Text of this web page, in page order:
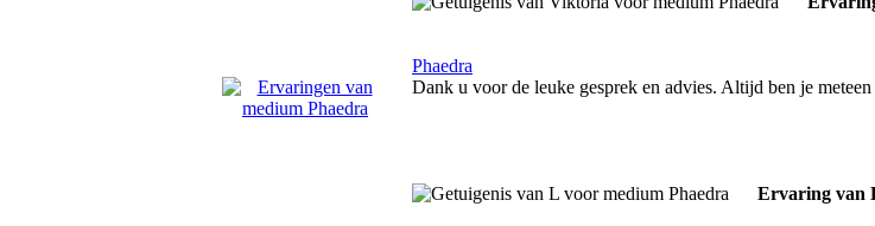
Phaedra
Dank u voor de leuke gesprek en advies. Altijd ben je
Ervaring van